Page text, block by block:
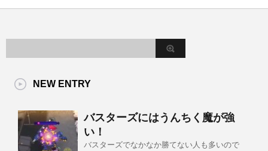
NEW ENTRY
バスターズにはうんちく魔が強
い！
バスターズでなかなか勝てない人も多いので